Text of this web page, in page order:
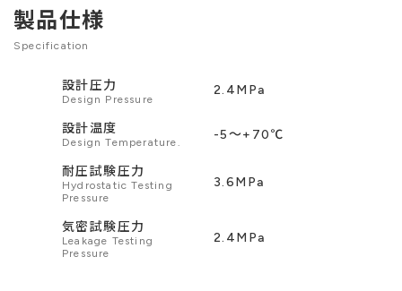
製品仕様
Specification
設計圧力
Design Pressure
2.4MPa
設計温度
Design Temperature. -5〜+70℃
耐圧試験圧力
Hydrostatic Testing
Pressure
3.6MPa
気密試験圧力
Leakage Testing
Pressure
2.4MPa